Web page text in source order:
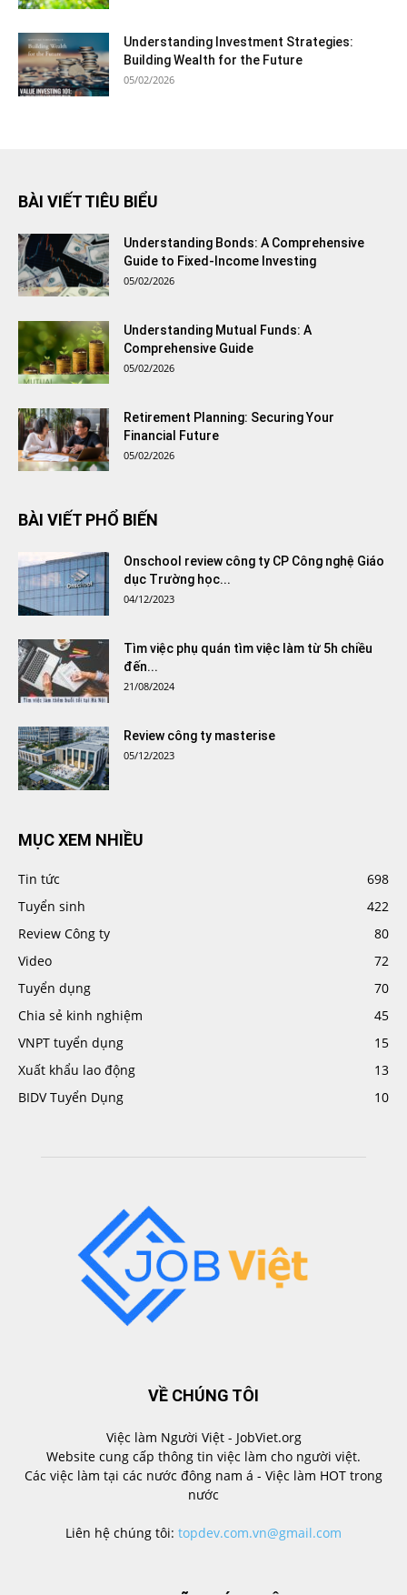
Understanding Investment Strategies:
Building Wealth for the Future
05/02/2026
BÀI VIẾT TIÊU BIỂU
Understanding Bonds: A Comprehensive
Guide to Fixed-Income Investing
05/02/2026
Understanding Mutual Funds: A
Comprehensive Guide
05/02/2026
Retirement Planning: Securing Your
Financial Future
05/02/2026
BÀI VIẾT PHỔ BIẾN
Onschool review công ty CP Công nghệ Giáo
dục Trường học...
04/12/2023
Tìm việc phụ quán tìm việc làm từ 5h chiều
đến...
21/08/2024
Review công ty masterise
05/12/2023
MỤC XEM NHIỀU
Tin tức
698
Tuyển sinh
422
Review Công ty
80
Video
72
Tuyển dụng
70
Chia sẻ kinh nghiệm
45
VNPT tuyển dụng
15
Xuất khẩu lao động
13
BIDV Tuyển Dụng
10
VỀ CHÚNG TÔI
Việc làm Người Việt - JobViet.org
Website cung cấp thông tin việc làm cho người việt.
Các việc làm tại các nước đông nam á - Việc làm HOT trong
nước
Liên hệ chúng tôi: topdev.com.vn@gmail.com